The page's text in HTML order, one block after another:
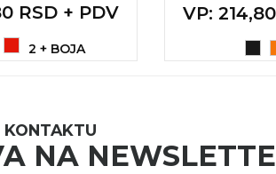
RSD + PDV
2 + BOJA
VP:
KONTAKTU
NA